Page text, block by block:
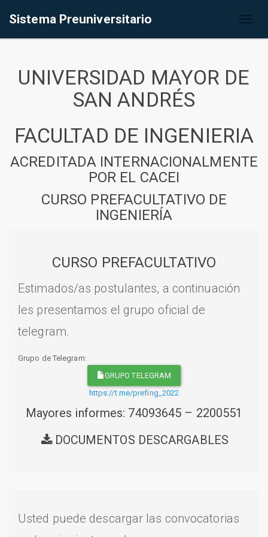
Sistema Preuniversitario
UNIVERSIDAD MAYOR DE
SAN ANDRÉS
FACULTAD DE INGENIERIA
ACREDITADA INTERNACIONALMENTE
POR EL CACEI
CURSO PREFACULTATIVO DE
INGENIERÍA
CURSO PREFACULTATIVO
Estimados/as postulantes, a continuación
les presentamos el grupo oficial de
telegram.
Grupo de Telegram:
GRUPO TELEGRAM
https://t.me/prefing_2022
Mayores informes: 74093645 – 2200551
DOCUMENTOS DESCARGABLES
Usted puede descargar las convocatorias